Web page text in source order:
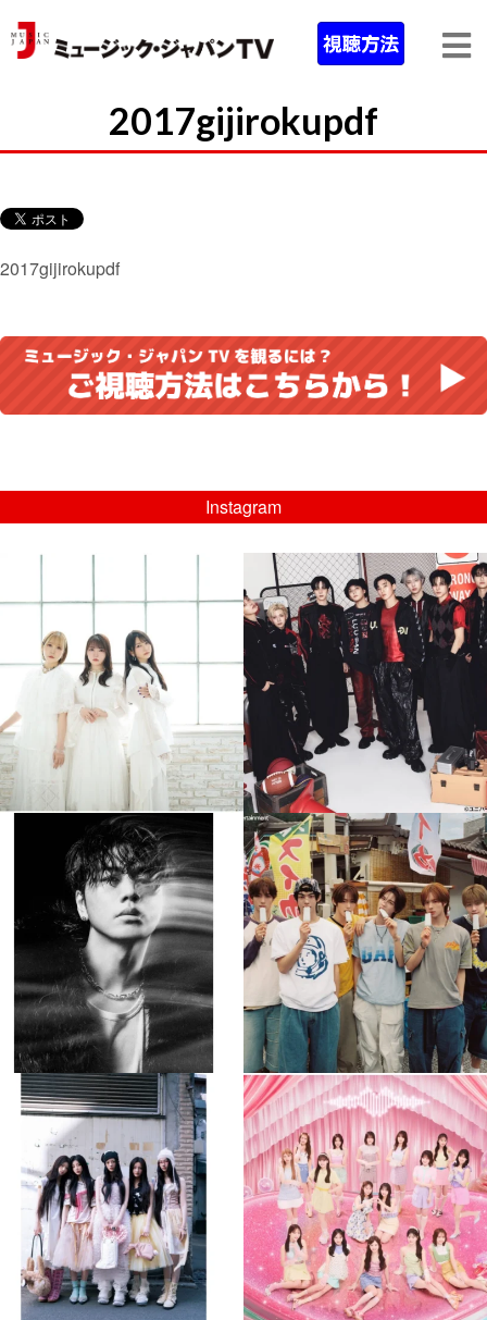
2017gijirokupdf
2017gijirokupdf
Instagram
...
8月 4
4 0
musicjapantv
💡08/05(水)23:00特番放送！
...
8月 4
4 0
musicjapantv
💡8月特番放送決定！
...
8月 4
110 0
musicjapantv
💡8月特番放送決定！
...
8月 4
5 0
musicjapantv
💡8月特番放送決定！
8月 4
1 0
musicjapantv
💡8月特番放送決定！
...
8月 4
1 0